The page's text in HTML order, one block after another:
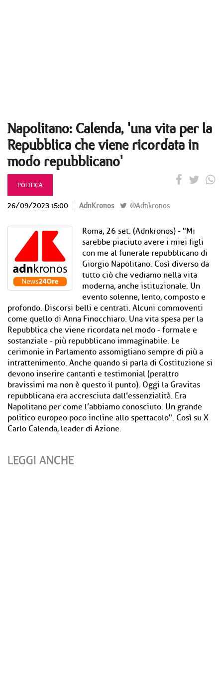
Napolitano: Calenda, 'una vita per la
Repubblica che viene ricordata in
modo repubblicano'
POLITICA
26/09/2023 15:00 AdnKronos @Adnkronos
Roma, 26 set. (Adnkronos) - "Mi
sarebbe piaciuto avere i miei figli
con me al funerale repubblicano di
Giorgio Napolitano. Così diverso da
tutto ciò che vediamo nella vita
moderna, anche istituzionale. Un
evento solenne, lento, composto e
profondo. Discorsi belli e centrati. Alcuni commoventi
come quello di Anna Finocchiaro. Una vita spesa per la
Repubblica che viene ricordata nel modo - formale e
sostanziale - più repubblicano immaginabile. Le
cerimonie in Parlamento assomigliano sempre di più a
intrattenimento. Anche quando si parla di Costituzione si
devono inserire cantanti e testimonial (peraltro
bravissimi ma non è questo il punto). Oggi la Gravitas
repubblicana era accresciuta dall’essenzialità. Era
Napolitano per come l’abbiamo conosciuto. Un grande
politico europeo poco incline allo spettacolo". Così su X
Carlo Calenda, leader di Azione.
LEGGI ANCHE